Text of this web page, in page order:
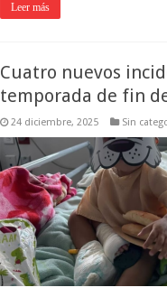
Leer más
Cuatro nuevos
temporada de fin
24 diciembre, 2025 Sin